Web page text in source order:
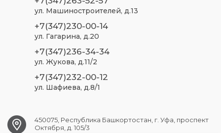
ул. Машиностроителей, д.13
+7(347)230-00-14
ул. Гагарина, д.20
+7(347)236-34-34
ул. Жукова, д.11/2
+7(347)232-00-12
ул. Шафиева, д.8/1
450075, Республика Башкортостан, г. Уфа, проспект
Октября, д. 105/3